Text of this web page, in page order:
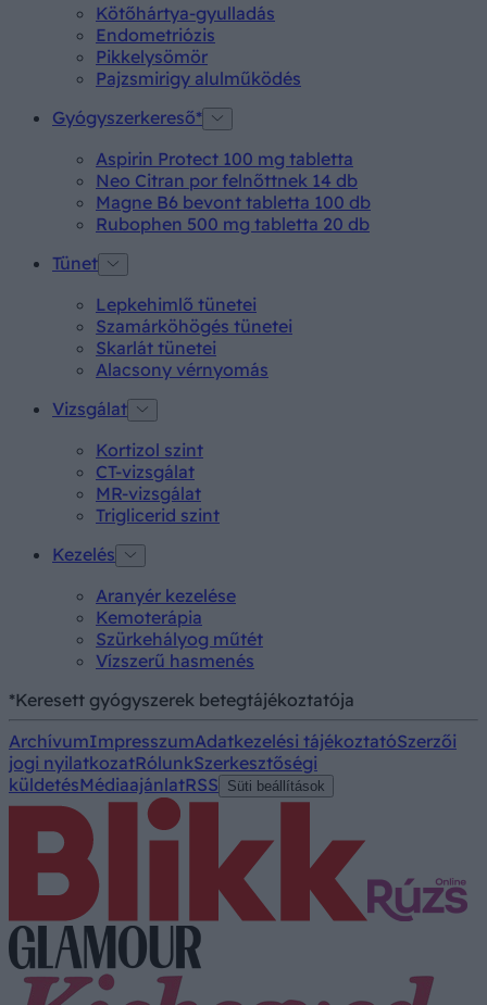
Kötőhártya-gyulladás
Endometriózis
Pikkelysömör
Pajzsmirigy alulműködés
Gyógyszerkereső*
Aspirin Protect 100 mg tabletta
Neo Citran por felnőttnek 14 db
Magne B6 bevont tabletta 100 db
Rubophen 500 mg tabletta 20 db
Tünet
Lepkehimlő tünetei
Szamárköhögés tünetei
Skarlát tünetei
Alacsony vérnyomás
Vizsgálat
Kortizol szint
CT-vizsgálat
MR-vizsgálat
Triglicerid szint
Kezelés
Aranyér kezelése
Kemoterápia
Szürkehályog műtét
Vízszerű hasmenés
*Keresett gyógyszerek betegtájékoztatója
ArchívumImpresszumAdatkezelési tájékoztatóSzerzői
jogi nyilatkozatRólunkSzerkesztőségi
küldetésMédiaajánlatRSS Süti beállítások